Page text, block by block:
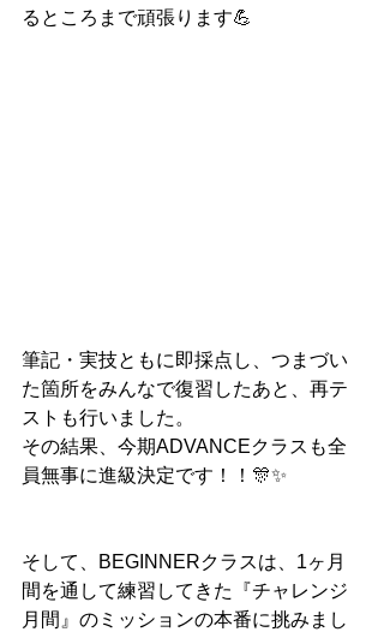
るところまで頑張ります💪
筆記・実技ともに即採点し、つまづい
た箇所をみんなで復習したあと、再テ
ストも行いました。
その結果、今期ADVANCEクラスも全
員無事に進級決定です！！🎊✨
そして、BEGINNERクラスは、1ヶ月
間を通して練習してきた『チャレンジ
月間』のミッションの本番に挑みまし